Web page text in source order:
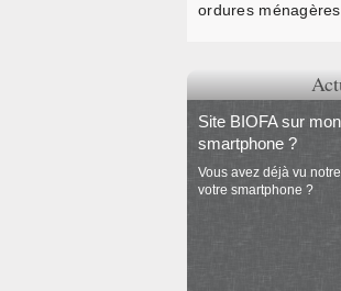
ordures ménagères.
Site BIOFA sur mon
smartphone ?
Vous avez déjà vu
votre smartphone ?